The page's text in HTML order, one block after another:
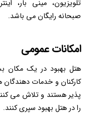
تلویزیون، مینی بار،
صبحانه رایگان می باشد.
امکانات عمومی
هتل بهبود در یک مکان
کارکنان و خدمات
پذیر هستند و تلاش می
را در هتل بهبود سپری کنند.